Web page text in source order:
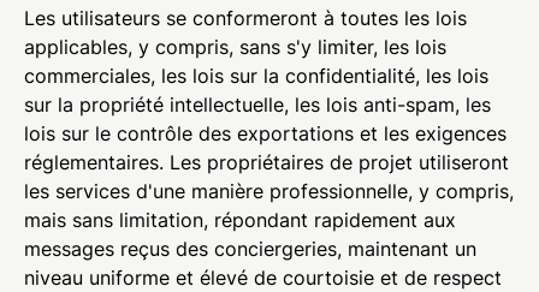
Les utilisateurs se conformeront à toutes les lois
applicables, y compris, sans s'y limiter, les lois
commerciales, les lois sur la confidentialité, les lois
sur la propriété intellectuelle, les lois anti-spam, les
lois sur le contrôle des exportations et les exigences
réglementaires. Les propriétaires de projet utiliseront
les services d'une manière professionnelle, y compris,
mais sans limitation, répondant rapidement aux
messages reçus des conciergeries, maintenant un
niveau uniforme et élevé de courtoisie et de respect